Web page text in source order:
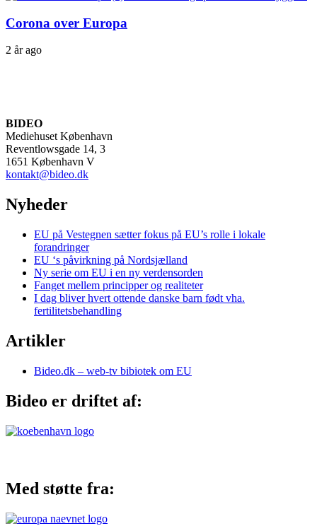
Corona over Europa
2 år ago
BIDEO
Mediehuset København
Reventlowsgade 14, 3
1651 København V
kontakt@bideo.dk
Nyheder
EU på Vestegnen sætter fokus på EU’s rolle i lokale
forandringer
EU ‘s påvirkning på Nordsjælland
Ny serie om EU i en ny verdensorden
Fanget mellem principper og realiteter
I dag bliver hvert ottende danske barn født vha.
fertilitetsbehandling
Artikler
Bideo.dk – web-tv bibiotek om EU
Bideo er driftet af:
Med støtte fra: